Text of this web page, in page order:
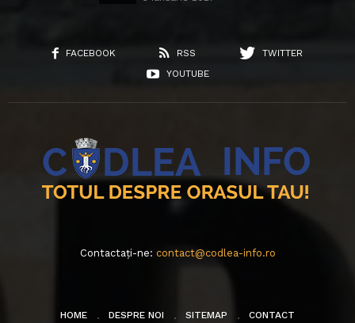
FACEBOOK RSS
TWITTER
YOUTUBE
Contactați-ne: contact@codlea-info.ro
HOME DESPRE NOI SITEMAP CONTACT